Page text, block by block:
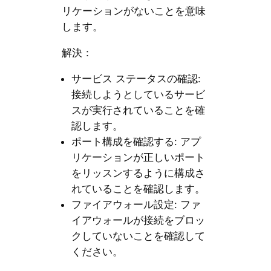
リケーションがないことを意味
します。
解決：
サービス ステータスの確認:
接続しようとしているサービ
スが実行されていることを確
認します。
ポート構成を確認する: アプ
リケーションが正しいポート
をリッスンするように構成さ
れていることを確認します。
ファイアウォール設定: ファ
イアウォールが接続をブロッ
クしていないことを確認して
ください。